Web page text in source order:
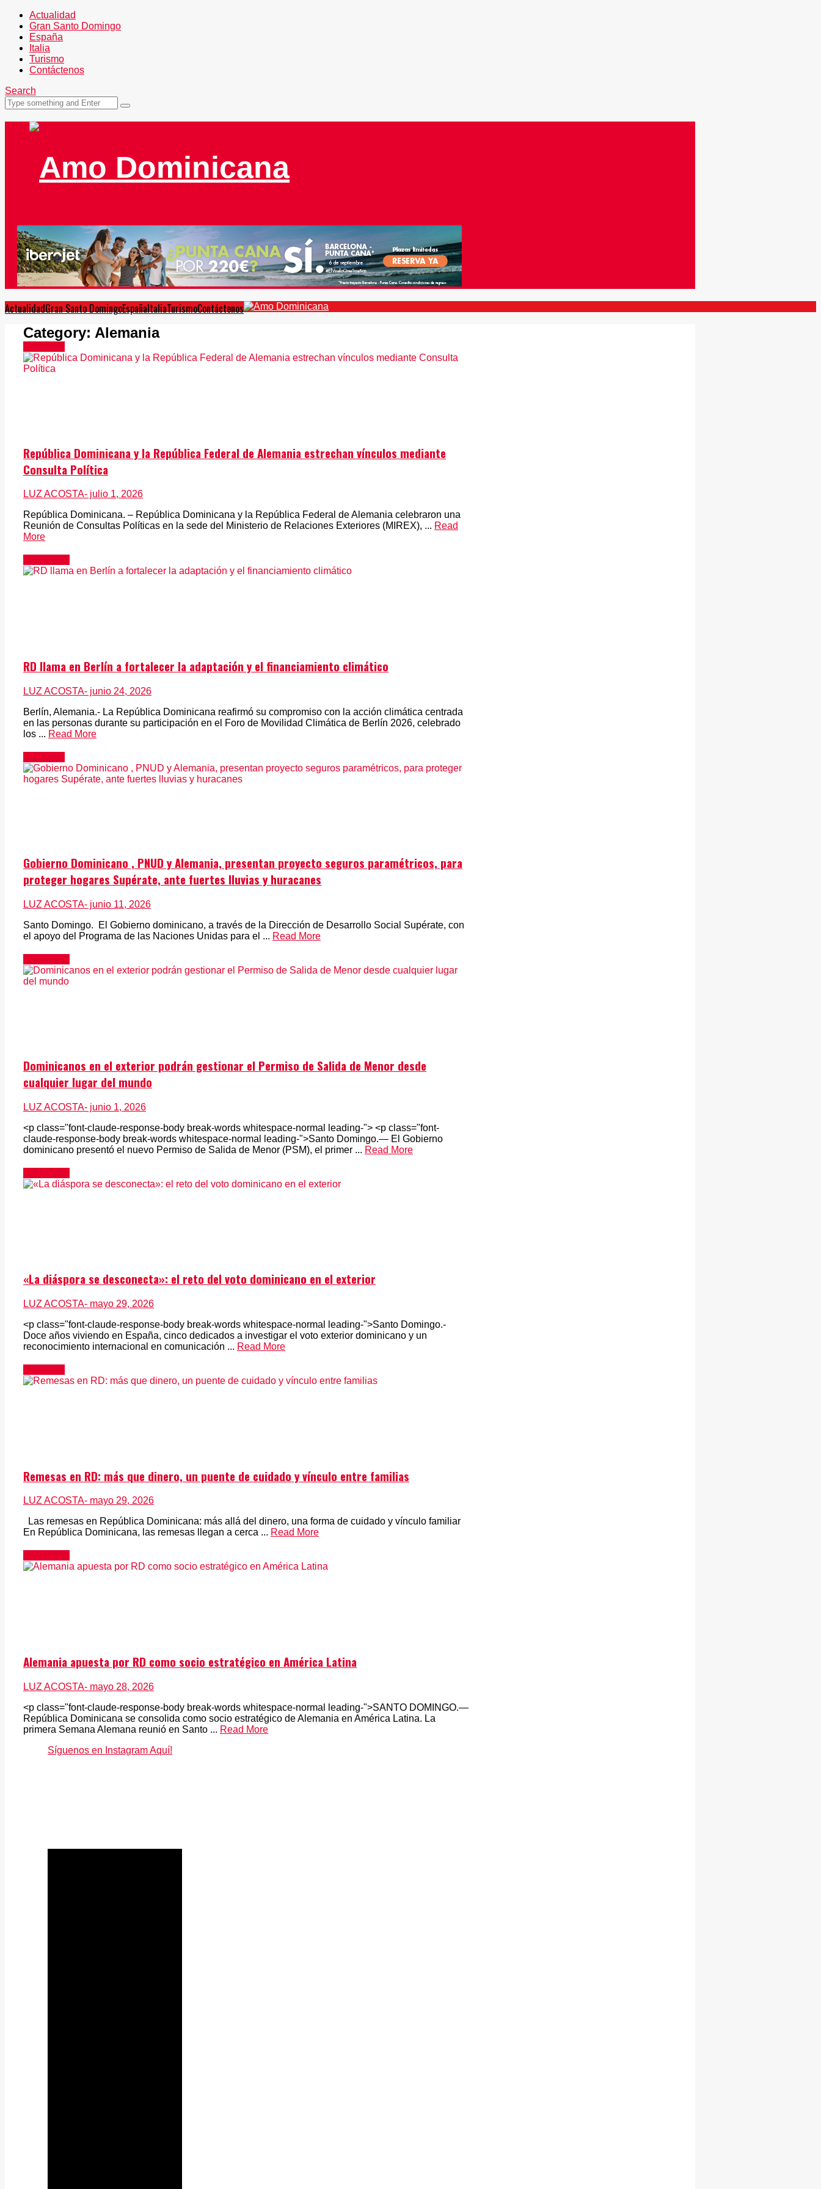
Actualidad
Gran Santo Domingo
España
Italia
Turismo
Contáctenos
Search
ActualidadGran Santo DomingoEspañaItaliaTurismoContáctenos
Category: Alemania
República Dominicana y la República Federal de Alemania estrechan vínculos mediante
Consulta Política
LUZ ACOSTA- julio 1, 2026
República Dominicana. – República Dominicana y la República Federal de Alemania celebraron una
Reunión de Consultas Políticas en la sede del Ministerio de Relaciones Exteriores (MIREX), ... Read
More
RD llama en Berlín a fortalecer la adaptación y el financiamiento climático
LUZ ACOSTA- junio 24, 2026
Berlín, Alemania.- La República Dominicana reafirmó su compromiso con la acción climática centrada
en las personas durante su participación en el Foro de Movilidad Climática de Berlín 2026, celebrado
los ... Read More
Gobierno Dominicano , PNUD y Alemania, presentan proyecto seguros paramétricos, para
proteger hogares Supérate, ante fuertes lluvias y huracanes
LUZ ACOSTA- junio 11, 2026
Santo Domingo. El Gobierno dominicano, a través de la Dirección de Desarrollo Social Supérate, con
el apoyo del Programa de las Naciones Unidas para el ... Read More
Dominicanos en el exterior podrán gestionar el Permiso de Salida de Menor desde
cualquier lugar del mundo
LUZ ACOSTA- junio 1, 2026
<p class="font-claude-response-body break-words whitespace-normal leading-"> <p class="font-
claude-response-body break-words whitespace-normal leading-">Santo Domingo.— El Gobierno
dominicano presentó el nuevo Permiso de Salida de Menor (PSM), el primer ... Read More
«La diáspora se desconecta»: el reto del voto dominicano en el exterior
LUZ ACOSTA- mayo 29, 2026
<p class="font-claude-response-body break-words whitespace-normal leading-">Santo Domingo.-
Doce años viviendo en España, cinco dedicados a investigar el voto exterior dominicano y un
reconocimiento internacional en comunicación ... Read More
Remesas en RD: más que dinero, un puente de cuidado y vínculo entre familias
LUZ ACOSTA- mayo 29, 2026
Las remesas en República Dominicana: más allá del dinero, una forma de cuidado y vínculo familiar
En República Dominicana, las remesas llegan a cerca ... Read More
Alemania apuesta por RD como socio estratégico en América Latina
LUZ ACOSTA- mayo 28, 2026
<p class="font-claude-response-body break-words whitespace-normal leading-">SANTO DOMINGO.—
República Dominicana se consolida como socio estratégico de Alemania en América Latina. La
primera Semana Alemana reunió en Santo ... Read More
Síguenos en Instagram Aquí!